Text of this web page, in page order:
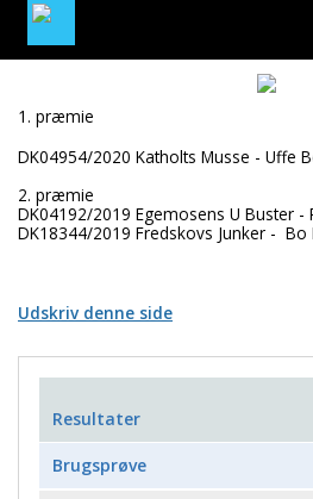
MEDLEMSLOGIN
1. præmie
DK04954/2020 Katholts Musse - Uffe
2. præmie
DK04192/2019 Egemosens U Buster -
DK18344/2019 Fredskovs Junker - Bo
Udskriv denne side
Resultater
Brugsprøve